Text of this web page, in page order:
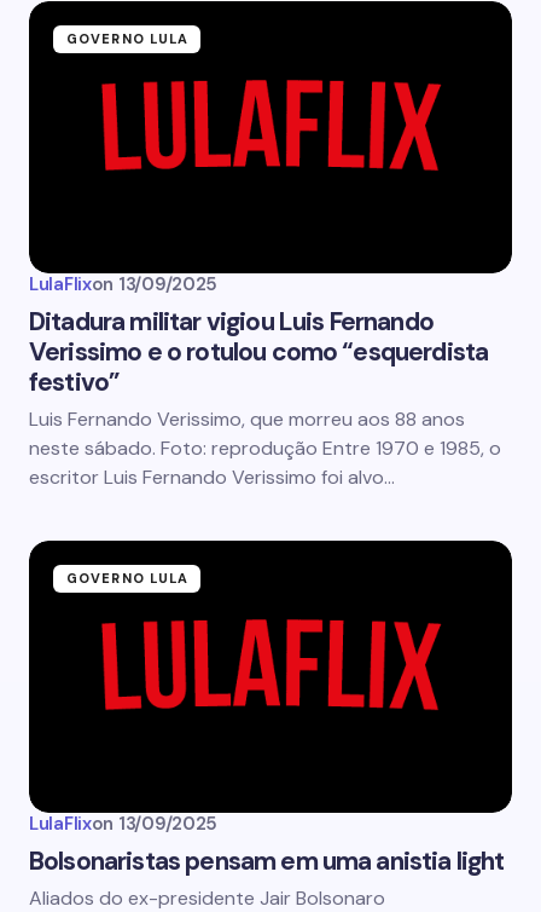
GOVERNO LULA
LulaFlixon 13/09/2025
Ditadura militar vigiou Luis Fernando
Verissimo e o rotulou como “esquerdista
festivo”
Luis Fernando Verissimo, que morreu aos 88 anos
neste sábado. Foto: reprodução Entre 1970 e 1985, o
escritor Luis Fernando Verissimo foi alvo…
GOVERNO LULA
LulaFlixon 13/09/2025
Bolsonaristas pensam em uma anistia light
Aliados do ex-presidente Jair Bolsonaro